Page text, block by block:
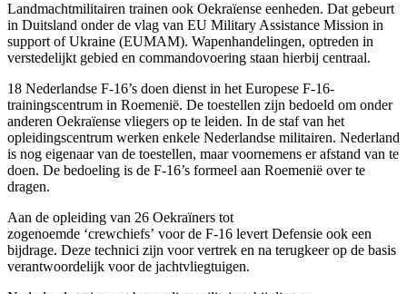
Landmachtmilitairen trainen ook Oekraïense eenheden. Dat gebeurt
in Duitsland onder de vlag van EU Military Assistance Mission in
support of Ukraine (EUMAM). Wapenhandelingen, optreden in
verstedelijkt gebied en commandovoering staan hierbij centraal.
18 Nederlandse F-16’s doen dienst in het Europese F-16-
trainingscentrum in Roemenië. De toestellen zijn bedoeld om onder
anderen Oekraïense vliegers op te leiden. In de staf van het
opleidingscentrum werken enkele Nederlandse militairen. Nederland
is nog eigenaar van de toestellen, maar voornemens er afstand van te
doen. De bedoeling is de F-16’s formeel aan Roemenië over te
dragen.
Aan de opleiding van 26 Oekraïners tot
zogenoemde ‘crewchiefs’ voor de F-16 levert Defensie ook een
bijdrage. Deze technici zijn voor vertrek en na terugkeer op de basis
verantwoordelijk voor de jachtvliegtuigen.